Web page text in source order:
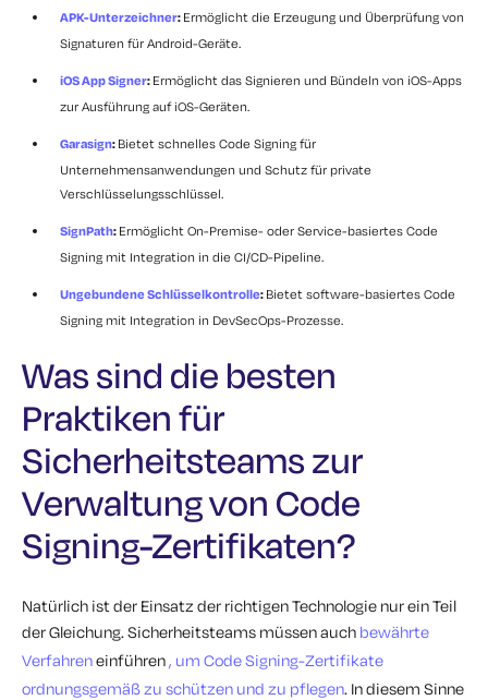
APK-Unterzeichner: Ermöglicht die Erzeugung und Überprüfung von
Signaturen für Android-Geräte.
iOS App Signer: Ermöglicht das Signieren und Bündeln von iOS-Apps
zur Ausführung auf iOS-Geräten.
Garasign: Bietet schnelles Code Signing für
Unternehmensanwendungen und Schutz für private
Verschlüsselungsschlüssel.
SignPath: Ermöglicht On-Premise- oder Service-basiertes Code
Signing mit Integration in die CI/CD-Pipeline.
Ungebundene Schlüsselkontrolle: Bietet software-basiertes Code
Signing mit Integration in DevSecOps-Prozesse.
Was sind die besten
Praktiken für
Sicherheitsteams zur
Verwaltung von Code
Signing-Zertifikaten?
Natürlich ist der Einsatz der richtigen Technologie nur ein Teil
der Gleichung. Sicherheitsteams müssen auch bewährte
Verfahreneinführen, um Code Signing-Zertifikate
ordnungsgemäß zu schützen und zu pflegen. In diesem Sinne